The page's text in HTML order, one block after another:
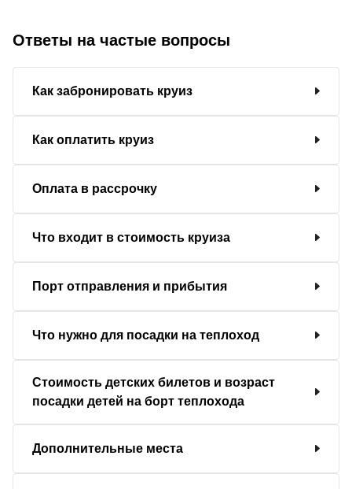
Ответы на частые вопросы
Как забронировать круиз
Как оплатить круиз
Оплата в рассрочку
Что входит в стоимость круиза
Порт отправления и прибытия
Что нужно для посадки на теплоход
Стоимость детских билетов и возраст
посадки детей на борт теплохода
Дополнительные места